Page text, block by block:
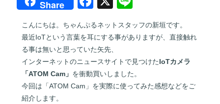
Share
c
e
b
o
o
e
こんにちは。ちゃんぷるネットスタッフの新垣です。
最近IoTという言葉を耳にする事がありますが、直接触れ
る事は無いと思っていた矢先、
インターネットのニュースサイトで見つけたIoTカメラ
「ATOM Cam」 を衝動買いしました。
今回は「ATOM Cam」を実際に使ってみた感想などをご
紹介します。